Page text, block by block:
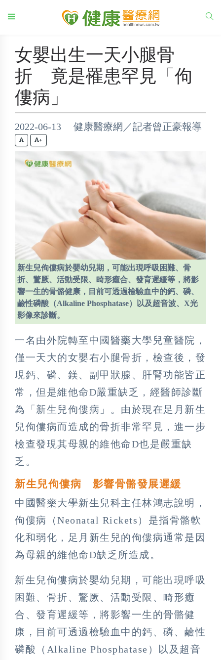
女嬰出生一天小腿骨
折 竟是罹患罕見「佝
僂病」
2022-06-13 健康醫療網／記者曾正豪報導
+
新生兒佝僂病於嬰幼兒期，可能出現呼吸困難、骨
折、驚厥、活動受限、畸形癒合、發育遲緩等，將影
響一生的骨骼健康，目前可透過檢驗血中的鈣、磷、
鹼性磷酸（Alkaline Phosphatase）以及超音波、X光
影像來診斷。
一名由外院轉至中國醫藥大學兒童醫院，
僅一天大的女嬰右小腿骨折，檢查後，發
現鈣、磷、鎂、副甲狀腺、肝腎功能皆正
常，但是維他命D嚴重缺乏，經醫師診斷
為「新生兒佝僂病」。由於現在足月新生
兒佝僂病而造成的骨折非常罕見，進一步
檢查發現其母親的維他命D也是嚴重缺
乏。
新生兒佝僂病 影響骨骼發展遲緩
中國醫藥大學新生兒科主任林鴻志說明，
佝僂病（Neonatal Rickets）是指骨骼軟
化和弱化，足月新生兒的佝僂病通常是因
為母親的維他命D缺乏所造成。
新生兒佝僂病於嬰幼兒期，可能出現呼吸
困難、骨折、驚厥、活動受限、畸形癒
合、發育遲緩等，將影響一生的骨骼健
康，目前可透過檢驗血中的鈣、磷、鹼性
磷酸（Alkaline Phosphatase）以及超音